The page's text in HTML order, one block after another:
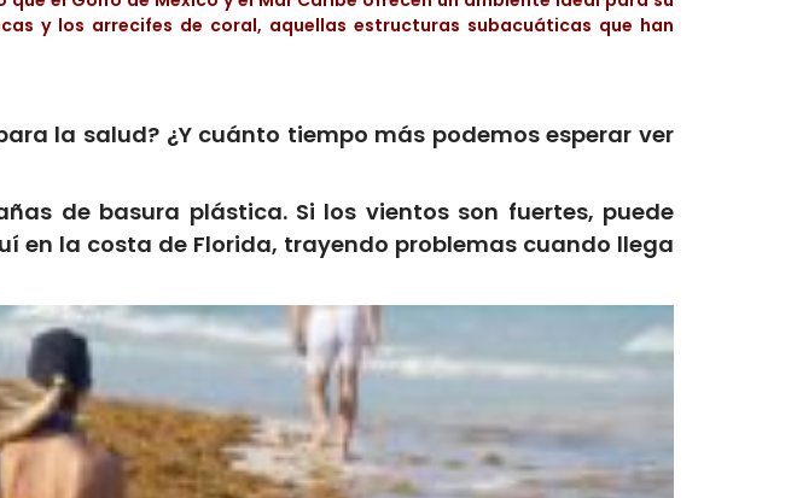
y los arrecifes de coral, aquellas estructuras subacuáticas que han
la salud? ¿Y cuánto tiempo más podemos esperar ver
de basura plástica. Si los vientos son fuertes, puede
en la costa de Florida, trayendo problemas cuando llega